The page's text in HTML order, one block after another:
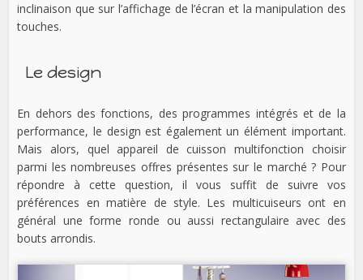
inclinaison que sur l’affichage de l’écran et la manipulation des
touches.
Le design
En dehors des fonctions, des programmes intégrés et de la
performance, le design est également un élément important.
Mais alors, quel appareil de cuisson multifonction choisir
parmi les nombreuses offres présentes sur le marché ? Pour
répondre à cette question, il vous suffit de suivre vos
préférences en matière de style. Les multicuiseurs ont en
général une forme ronde ou aussi rectangulaire avec des
bouts arrondis.